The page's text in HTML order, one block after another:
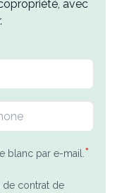
avec
blanc par e-mail. *
de contrat de